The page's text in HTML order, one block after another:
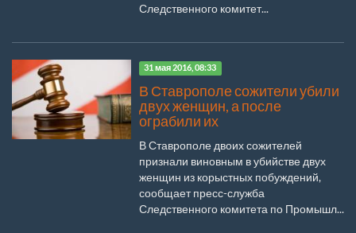
Следственного комитет...
31 мая 2016, 08:33
В Ставрополе сожители убили
двух женщин, а после
ограбили их
В Ставрополе двоих сожителей
признали виновным в убийстве двух
женщин из корыстных побуждений,
сообщает пресс-служба
Следственного комитета по Промышл...